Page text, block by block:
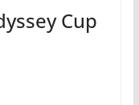
Cup